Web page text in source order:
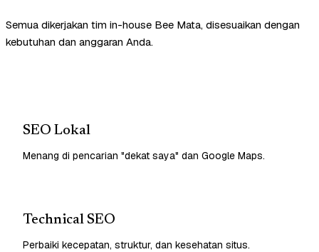
Semua dikerjakan tim in-house Bee Mata, disesuaikan dengan
kebutuhan dan anggaran Anda.
SEO Lokal
Menang di pencarian "dekat saya" dan Google Maps.
Technical SEO
Perbaiki kecepatan, struktur, dan kesehatan situs.